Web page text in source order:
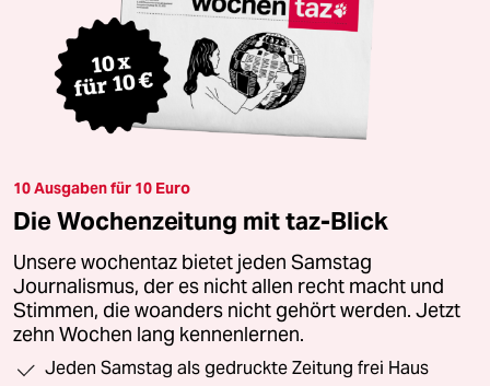
10 Ausgaben für 10 Euro
Die Wochenzeitung mit taz-Blick
Unsere wochentaz bietet jeden Samstag
Journalismus, der es nicht allen recht macht und
Stimmen, die woanders nicht gehört werden. Jetzt
zehn Wochen lang kennenlernen.
Jeden Samstag als gedruckte Zeitung frei Haus